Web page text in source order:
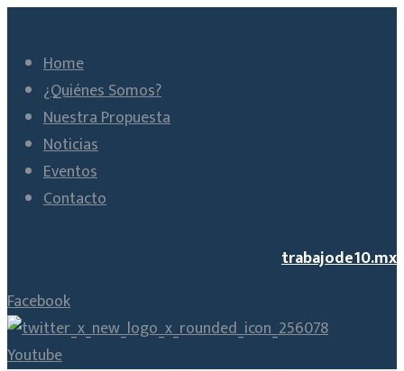
Home
¿Quiénes Somos?
Nuestra Propuesta
Noticias
Eventos
Contacto
trabajode10.mx
Facebook
Youtube